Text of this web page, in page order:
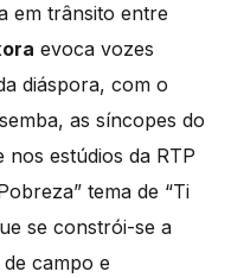
em trânsito entre
evoca vozes
diáspora, com o
as síncopes do
estúdios da RTP
tema de “Ti
se constrói-se a
campo e